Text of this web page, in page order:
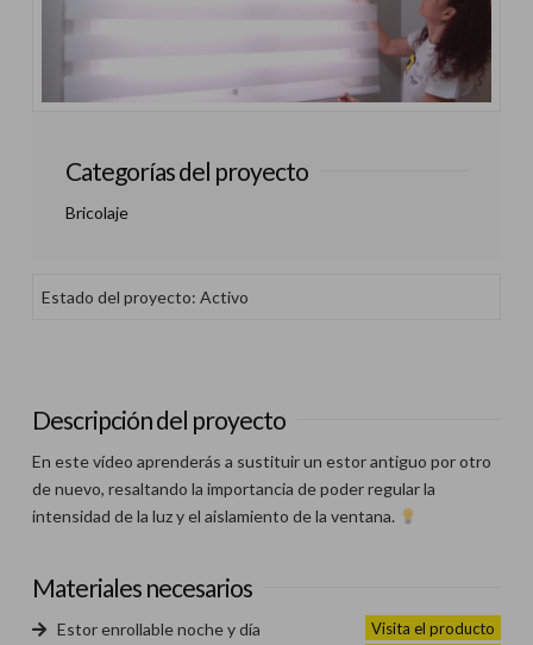
Categorías del proyecto
Bricolaje
Estado del proyecto: Activo
Descripción del proyecto
En este vídeo aprenderás a sustituir un estor antiguo por otro
de nuevo, resaltando la importancia de poder regular la
intensidad de la luz y el aislamiento de la ventana.
Materiales necesarios
Estor enrollable noche y día Visita el producto